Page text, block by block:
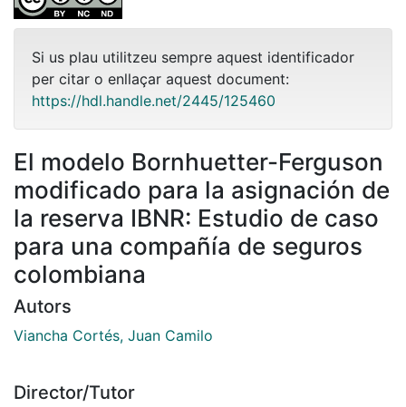
Si us plau utilitzeu sempre aquest identificador
per citar o enllaçar aquest document:
https://hdl.handle.net/2445/125460
El modelo Bornhuetter-Ferguson
modificado para la asignación de
la reserva IBNR: Estudio de caso
para una compañía de seguros
colombiana
Autors
Viancha Cortés, Juan Camilo
Director/Tutor